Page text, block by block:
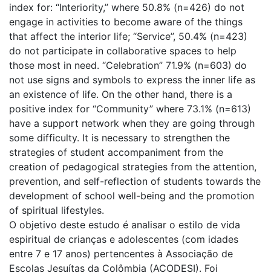
index for: “Interiority,” where 50.8% (n=426) do not
engage in activities to become aware of the things
that affect the interior life; “Service”, 50.4% (n=423)
do not participate in collaborative spaces to help
those most in need. “Celebration” 71.9% (n=603) do
not use signs and symbols to express the inner life as
an existence of life. On the other hand, there is a
positive index for “Community” where 73.1% (n=613)
have a support network when they are going through
some difficulty. It is necessary to strengthen the
strategies of student accompaniment from the
creation of pedagogical strategies from the attention,
prevention, and self-reflection of students towards the
development of school well-being and the promotion
of spiritual lifestyles.
O objetivo deste estudo é analisar o estilo de vida
espiritual de crianças e adolescentes (com idades
entre 7 e 17 anos) pertencentes à Associação de
Escolas Jesuítas da Colômbia (ACODESI). Foi